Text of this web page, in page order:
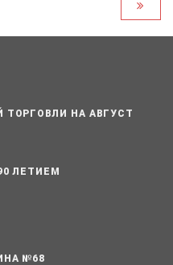
ТОРГОВЛИ НА АВГУСТ
ЛЕТИЕМ
№68